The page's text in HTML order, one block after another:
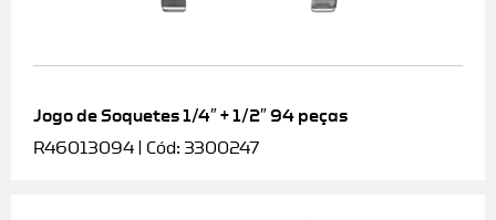
Jogo de Soquetes 1/4″ + 1/2″ 94 peças
R46013094 | Cód: 3300247